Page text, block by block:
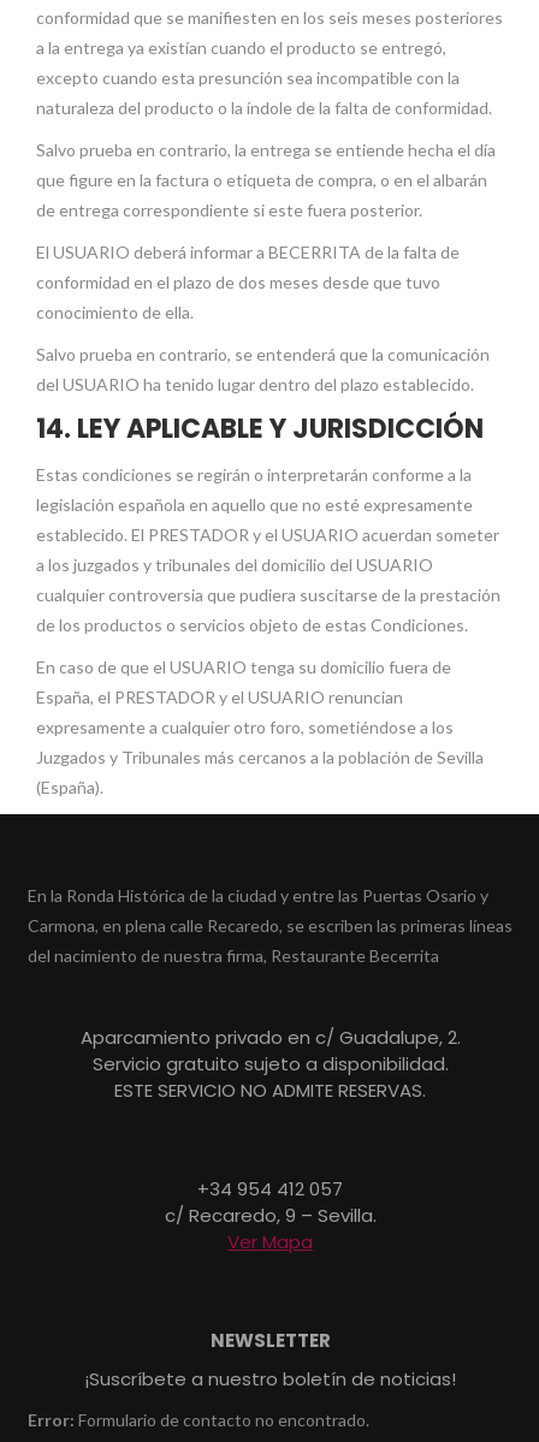
conformidad que se manifiesten en los seis meses posteriores
a la entrega ya existían cuando el producto se entregó,
excepto cuando esta presunción sea incompatible con la
naturaleza del producto o la índole de la falta de conformidad.
Salvo prueba en contrario, la entrega se entiende hecha el día
que figure en la factura o etiqueta de compra, o en el albarán
de entrega correspondiente si este fuera posterior.
El USUARIO deberá informar a BECERRITA de la falta de
conformidad en el plazo de dos meses desde que tuvo
conocimiento de ella.
Salvo prueba en contrario, se entenderá que la comunicación
del USUARIO ha tenido lugar dentro del plazo establecido.
14. LEY APLICABLE Y JURISDICCIÓN
Estas condiciones se regirán o interpretarán conforme a la
legislación española en aquello que no esté expresamente
establecido. El PRESTADOR y el USUARIO acuerdan someter
a los juzgados y tribunales del domicilio del USUARIO
cualquier controversia que pudiera suscitarse de la prestación
de los productos o servicios objeto de estas Condiciones.
En caso de que el USUARIO tenga su domicilio fuera de
España, el PRESTADOR y el USUARIO renuncian
expresamente a cualquier otro foro, sometiéndose a los
Juzgados y Tribunales más cercanos a la población de Sevilla
(España).
En la Ronda Histórica de la ciudad y entre las Puertas Osario y
Carmona, en plena calle Recaredo, se escriben las primeras líneas
del nacimiento de nuestra firma, Restaurante Becerrita
Aparcamiento privado en c/ Guadalupe, 2.
Servicio gratuito sujeto a disponibilidad.
ESTE SERVICIO NO ADMITE RESERVAS.
+34 954 412 057
c/ Recaredo, 9 – Sevilla.
Ver Mapa
NEWSLETTER
¡Suscríbete a nuestro boletín de noticias!
Error: Formulario de contacto no encontrado.